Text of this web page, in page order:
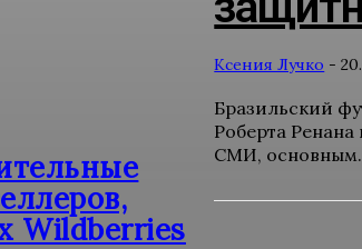
Wildberries
Ксения Лучко -
Бразильский
Роберта
СМИ,